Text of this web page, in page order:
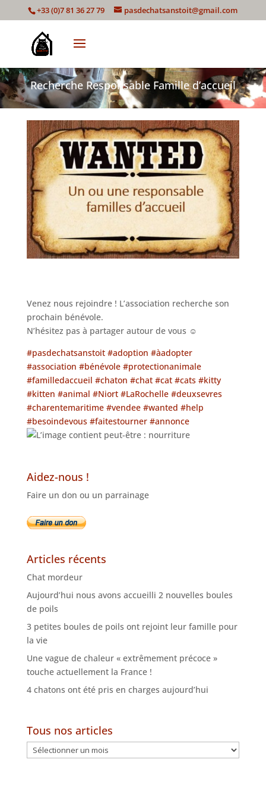
+33 (0)7 81 36 27 79 pasdechatsanstoit@gmail.com
Recherche Responsable Famille d’accueil
Venez nous rejoindre ! L’association recherche son
prochain bénévole.
N’hésitez pas à partager autour de vous ☺
#pasdechatsanstoit #adoption #àadopter
#association #bénévole #protectionanimale
#familledaccueil #chaton #chat #cat #cats #kitty
#kitten #animal #Niort #LaRochelle #deuxsevres
#charentemaritime #vendee #wanted #help
#besoindevous #faitestourner #annonce
Aidez-nous !
Faire un don ou un parrainage
Articles récents
Chat mordeur
Aujourd’hui nous avons accueilli 2 nouvelles boules
de poils
3 petites boules de poils ont rejoint leur famille pour
la vie
Une vague de chaleur « extrêmement précoce »
touche actuellement la France !
4 chatons ont été pris en charges aujourd’hui
Tous nos articles
Tous
nos